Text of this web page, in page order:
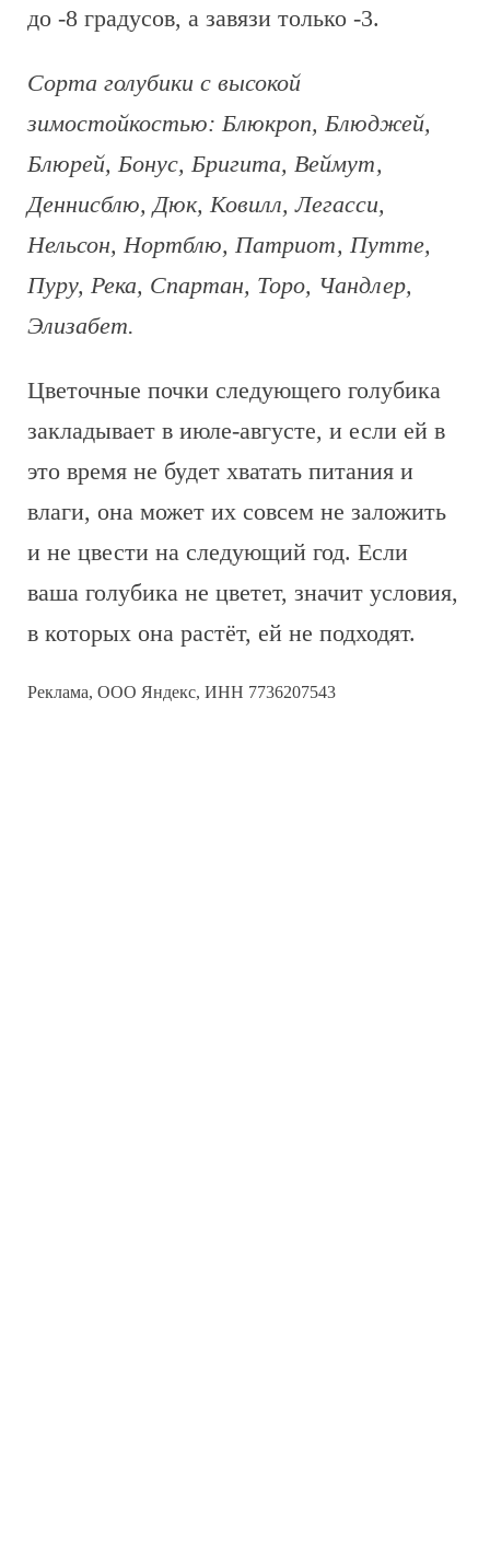
до -8 градусов, а завязи только -3.
Сорта голубики с высокой
зимостойкостью: Блюкроп, Блюджей,
Блюрей, Бонус, Бригита, Веймут,
Деннисблю, Дюк, Ковилл, Легасси,
Нельсон, Нортблю, Патриот, Путте,
Пуру, Река, Спартан, Торо, Чандлер,
Элизабет.
Цветочные почки следующего голубика
закладывает в июле-августе, и если ей в
это время не будет хватать питания и
влаги, она может их совсем не заложить
и не цвести на следующий год. Если
ваша голубика не цветет, значит условия,
в которых она растёт, ей не подходят.
Реклама, ООО Яндекс, ИНН 7736207543